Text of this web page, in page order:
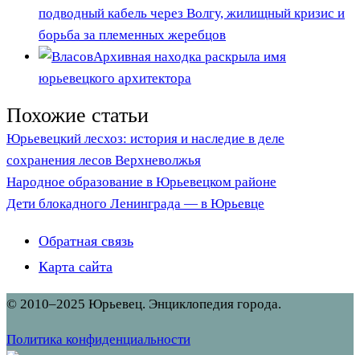
подводный кабель через Волгу, жилищный кризис и
борьба за племенных жеребцов
Архивная находка раскрыла имя
юрьевецкого архитектора
Похожие статьи
Юрьевецкий лесхоз: история и наследие в деле
сохранения лесов Верхневолжья
Народное образование в Юрьевецком районе
Дети блокадного Ленинграда — в Юрьевце
Обратная связь
Карта сайта
© 2010–2025 Юрьевец. Энциклопедия города.
Политика конфиденциальности